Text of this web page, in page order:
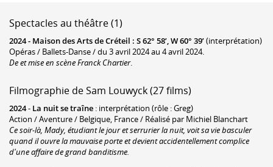
Spectacles au théâtre (1)
2024 - Maison des Arts de Créteil : S 62° 58’, W 60° 39’(interprétation)
Opéras / Ballets-Danse / du 3 avril 2024 au 4 avril 2024.
De et mise en scène Franck Chartier.
Filmographie de Sam Louwyck (27 films)
2024- La nuit se traîne : interprétation (rôle : Greg)
Action / Aventure / Belgique, France / Réalisé par Michiel Blanchart
Ce soir-là, Mady, étudiant le jour et serrurier la nuit, voit sa vie basculer
quand il ouvre la mauvaise porte et devient accidentellement complice
d'une affaire de grand banditisme.